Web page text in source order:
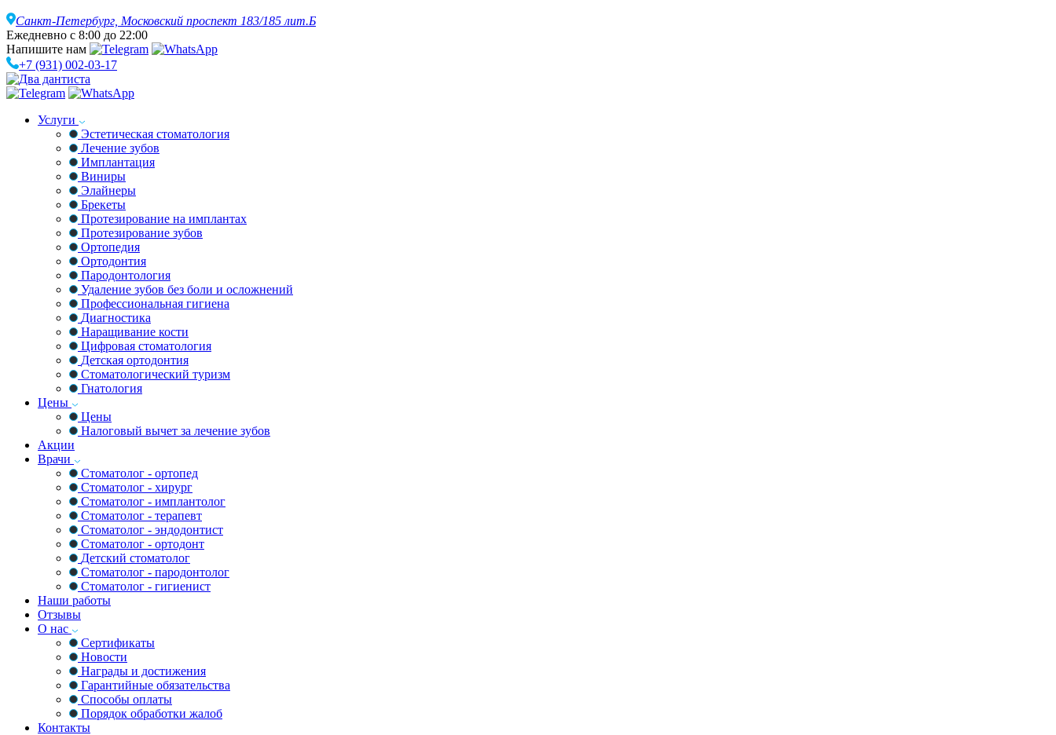
Санкт-Петербург, Московский проспект 183/185 лит.Б
Ежедневно с 8:00 до 22:00
Напишите нам
+7 (931) 002-03-17
Услуги
Эстетическая стоматология
Лечение зубов
Имплантация
Виниры
Элайнеры
Брекеты
Протезирование на имплантах
Протезирование зубов
Ортопедия
Ортодонтия
Пародонтология
Удаление зубов без боли и осложнений
Профессиональная гигиена
Диагностика
Наращивание кости
Цифровая стоматология
Детская ортодонтия
Стоматологический туризм
Гнатология
Цены
Цены
Налоговый вычет за лечение зубов
Акции
Врачи
Стоматолог - ортопед
Стоматолог - хирург
Стоматолог - имплантолог
Стоматолог - терапевт
Стоматолог - эндодонтист
Стоматолог - ортодонт
Детский стоматолог
Стоматолог - пародонтолог
Стоматолог - гигиенист
Наши работы
Отзывы
О нас
Сертификаты
Новости
Награды и достижения
Гарантийные обязательства
Способы оплаты
Порядок обработки жалоб
Контакты